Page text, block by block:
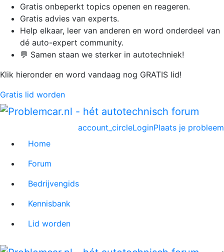
Gratis onbeperkt topics openen en reageren.
Gratis advies van experts.
Help elkaar, leer van anderen en word onderdeel van
dé auto-expert community.
💬 Samen staan we sterker in autotechniek!
Klik hieronder en word vandaag nog GRATIS lid!
Gratis lid worden
Plaats je probleem
account_circleLogin
Home
Forum
Bedrijvengids
Kennisbank
Lid worden